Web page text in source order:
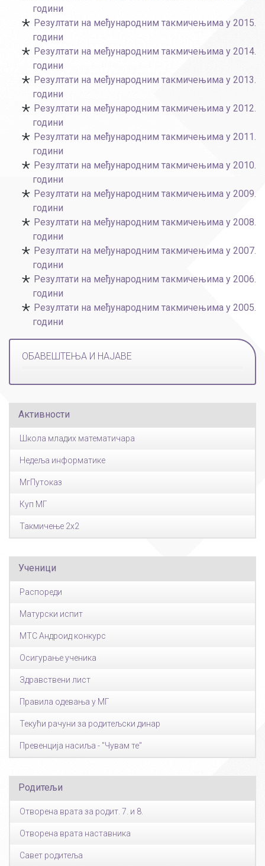
години
Резултати на међународним такмичењима у 2015.
години
Резултати на међународним такмичењима у 2014.
години
Резултати на међународним такмичењима у 2013.
години
Резултати на међународним такмичењима у 2012.
години
Резултати на међународним такмичењима у 2011.
години
Резултати на међународним такмичењима у 2010.
години
Резултати на међународним такмичењима у 2009.
години
Резултати на међународним такмичењима у 2008.
години
Резултати на међународним такмичењима у 2007.
години
Резултати на међународним такмичењима у 2006.
години
Резултати на међународним такмичењима у 2005.
години
ОБАВЕШТЕЊА И НАЈАВЕ
Активности
Школа младих математичара
Недеља информатике
МгПутоказ
Куп МГ
Такмичење 2x2
Ученици
Распореди
Матурски испит
МТС Андроид конкурс
Осигурање ученика
Здравствени лист
Правила одевања у МГ
Текући рачуни за родитељски динар
Превенција насиља - "Чувам те"
Родитељи
Отворена врата за родит. 7. и 8.
Отворена врата наставника
Савет родитеља